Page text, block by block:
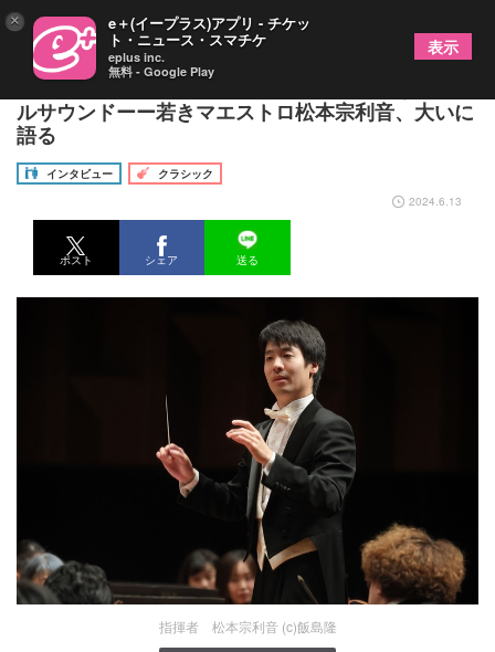
吹田メイシアターに鳴り響く、いつもと違う大フィ
ルサウンドーー若きマエストロ松本宗利音、大いに
語る
インタビュー
クラシック
2024.6.13
ポスト シェア 送る
指揮者 松本宗利音 (c)飯島隆
× e＋(イープラス)アプリ - チケッ
ト・ニュース・スマチケ
eplus inc.
無料 - Google Play
表示